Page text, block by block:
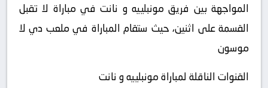
المواجهة بين فريق مونبلييه و نانت في مباراة لا تقبل
القسمة على اثنين، حيث ستقام المباراة في ملعب دي لا
موسون
القنوات الناقلة لمباراة مونبلييه و نانت